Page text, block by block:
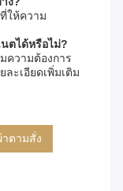
ให้ความ
ตได้หรือไม่?
ความต้องการ
ะเอียดเพิ่มเติม
ตามสั่ง